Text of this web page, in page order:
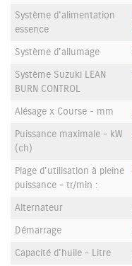
Système d'alimentation
essence
Système d'allumage
Système Suzuki LEAN
BURN CONTROL
Alésage x Course - mm
Puissance maximale - kW
(ch)
Plage d'utilisation à pleine
puissance - tr/min :
Alternateur
Démarrage
Capacité d'huile - Litre